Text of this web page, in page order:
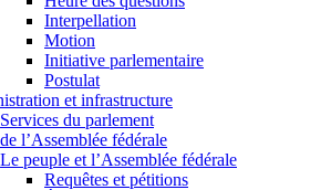
Interpellation
Motion
Initiative parlementaire
Postulat
et infrastructure
Services du parlement
l’Assemblée fédérale
Le peuple et l’Assemblée fédérale
Requêtes et pétitions